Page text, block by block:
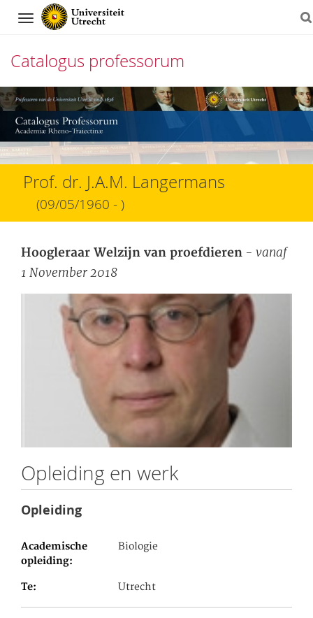
Navigation
Catalogus professorum
Direct
naar
het
inhoud
Prof. dr. J.A.M. Langermans
(09/05/1960 - )
Hoogleraar Welzijn van proefdieren - vanaf
1 November 2018
Opleiding en werk
Opleiding
Academische
opleiding
Biologie
Te Utrecht